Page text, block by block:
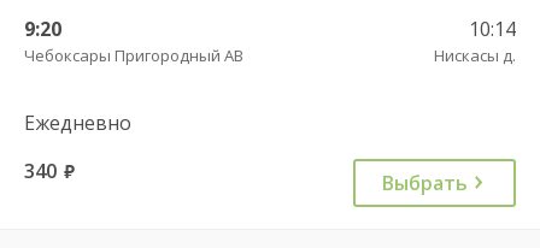
9:20
Чебоксары Пригородный АВ
10:14
Нискасы д.
Ежедневно
340 руб. Выбрать